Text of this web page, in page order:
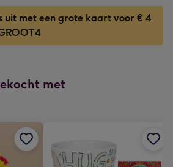
uit met een grote kaart voor € 4
met